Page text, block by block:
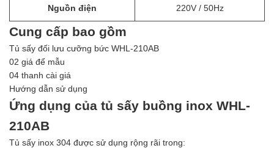
Nguồn điện 220V / 50Hz
Cung cấp bao gồm
Tủ sấy đối lưu cưỡng bức WHL-210AB
02 giá để mẫu
04 thanh cài giá
Hướng dẫn sử dụng
Ứng dụng của tủ sấy buồng inox WHL-
210AB
Tủ sấy inox 304 được sử dụng rộng rãi trong: